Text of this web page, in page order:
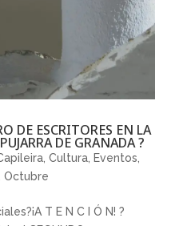
DE ESCRITORES EN LA
DE GRANADA ?
, Cultura, Eventos
Octubre
T E N C I Ó N! ?